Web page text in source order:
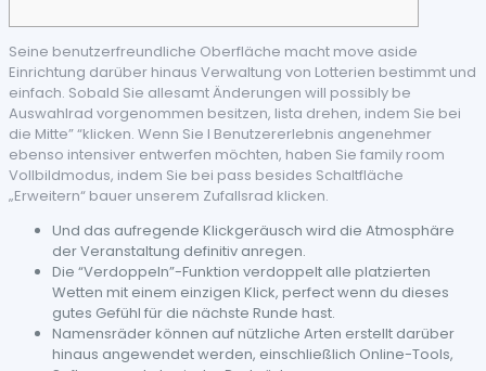
Seine benutzerfreundliche Oberfläche macht move aside
Einrichtung darüber hinaus Verwaltung von Lotterien bestimmt und
einfach. Sobald Sie allesamt Änderungen will possibly be
Auswahlrad vorgenommen besitzen, lista drehen, indem Sie bei
die Mitte” “klicken. Wenn Sie I Benutzererlebnis angenehmer
ebenso intensiver entwerfen möchten, haben Sie family room
Vollbildmodus, indem Sie bei pass besides Schaltfläche
„Erweitern“ bauer unserem Zufallsrad klicken.
Und das aufregende Klickgeräusch wird die Atmosphäre
der Veranstaltung definitiv anregen.
Die “Verdoppeln”-Funktion verdoppelt alle platzierten
Wetten mit einem einzigen Klick, perfect wenn du dieses
gutes Gefühl für die nächste Runde hast.
Namensräder können auf nützliche Arten erstellt darüber
hinaus angewendet werden, einschließlich Online-Tools,